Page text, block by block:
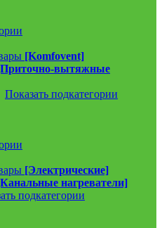
[Komfovent]
вытяжные
Показать подкатегории
[Электрические]
нагреватели]
подкатегории